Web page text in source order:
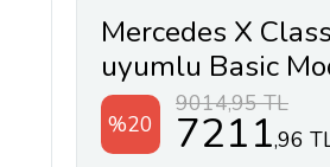
Mercedes X
uyumlu Basic
SİYAH 3 ADET
%20
9014,95 TL
7211,96